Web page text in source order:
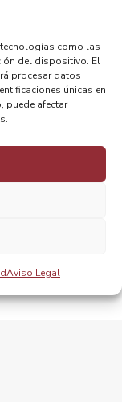
tecnologías como las
del dispositivo. El
procesar datos
únicas en
puede afectar
Aviso Legal
PRÓXIMO